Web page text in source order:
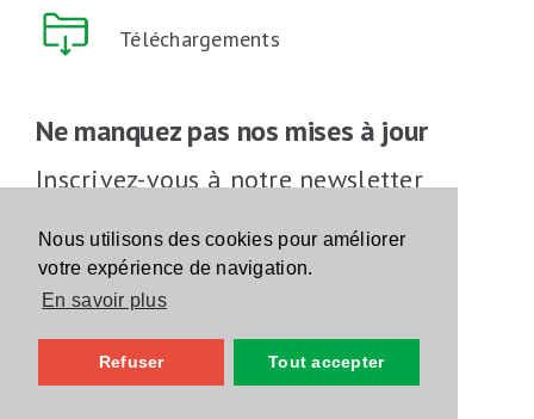
Nous utilisons des cookies pour améliorer
votre expérience de navigation.
En savoir plus
Refuser Tout accepter
Téléchargements
Ne manquez pas nos mises à jour
Inscrivez-vous à notre newsletter
Inscrivez-vous
Suivez-nous sur les réseaux sociaux